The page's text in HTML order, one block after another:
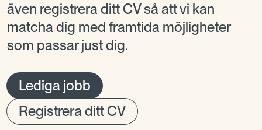
även registrera ditt CV så att vi kan
matcha dig med framtida möjligheter
som passar just dig.
Lediga jobb
Registrera ditt CV